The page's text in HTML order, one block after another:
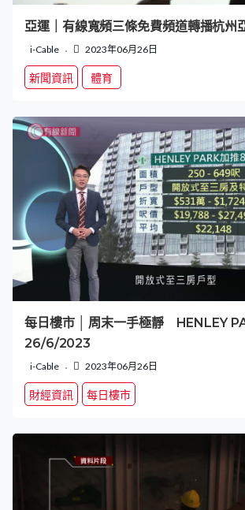
亞運｜有線寬頻三條免費頻道轉播杭州
i-Cable 2023年06月26日
新聞資訊 體育
每日樓市 │ 周末一手極靜 HENLEY
26/6/2023
i-Cable 2023年06月26日
財經資訊 每日樓市